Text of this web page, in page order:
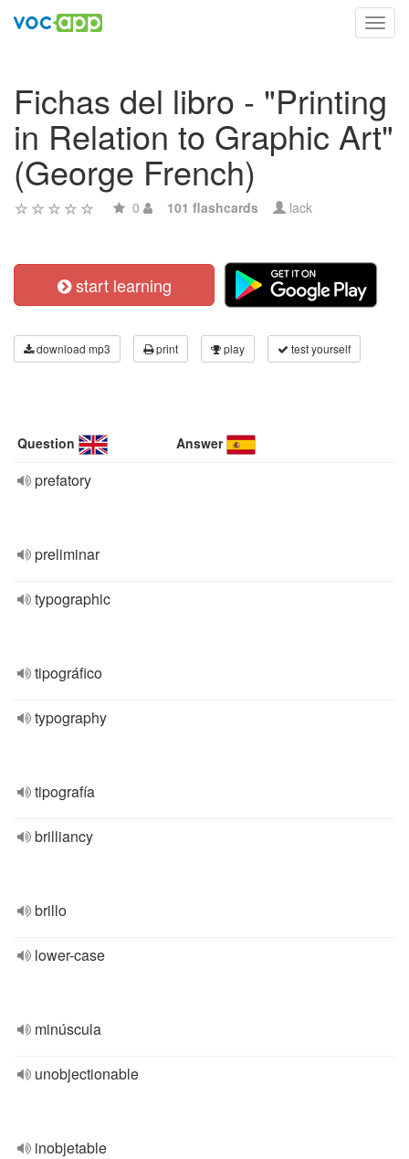
Fichas del libro - "Printing
in Relation to Graphic Art"
(George French)
0 101 flashcards lack
start learning
download mp3 print play test yourself
Question Answer
prefatory
preliminar
typographic
tipográfico
typography
tipografía
brilliancy
brillo
lower-case
minúscula
unobjectionable
inobjetable